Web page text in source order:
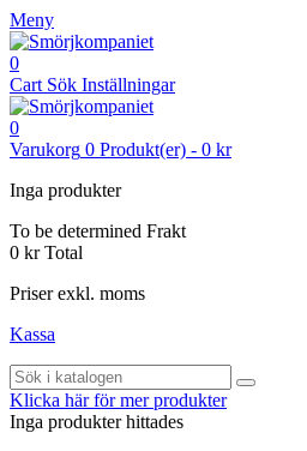
Meny
0
Cart Sök Inställningar
0
Varukorg 0 Produkt(er) - 0 kr
Inga produkter
To be determined Frakt
0 kr Total
Priser exkl. moms
Kassa
Klicka här för mer produkter
Inga produkter hittades